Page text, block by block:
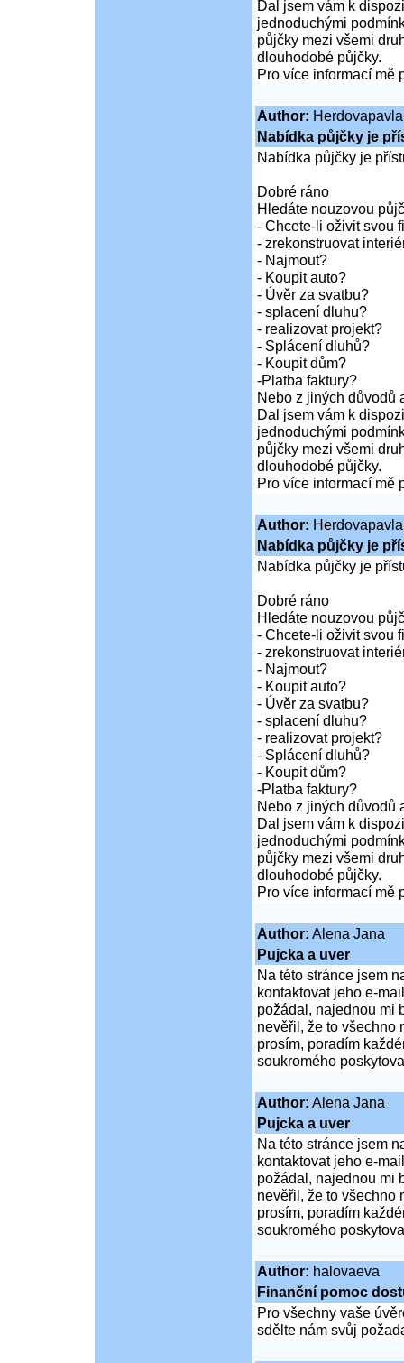
Dal jsem vám k
jednoduchými
půjčky mezi všemi
dlouhodobé půjčky.
Pro více informací mě
Author: Herdovapavla
Nabídka půjčky je
Nabídka půjčky je
Dobré ráno
Hledáte nouzovou
- Chcete-li oživit svou
- zrekonstruovat
- Najmout?
- Koupit auto?
- Úvěr za svatbu?
- splacení dluhu?
- realizovat projekt?
- Splácení dluhů?
- Koupit dům?
-Platba faktury?
Nebo z jiných důvodů
Dal jsem vám k
jednoduchými
půjčky mezi všemi
dlouhodobé půjčky.
Pro více informací mě
Author: Herdovapavla
Nabídka půjčky je
Nabídka půjčky je
Dobré ráno
Hledáte nouzovou
- Chcete-li oživit svou
- zrekonstruovat
- Najmout?
- Koupit auto?
- Úvěr za svatbu?
- splacení dluhu?
- realizovat projekt?
- Splácení dluhů?
- Koupit dům?
-Platba faktury?
Nebo z jiných důvodů
Dal jsem vám k
jednoduchými
půjčky mezi všemi
dlouhodobé půjčky.
Pro více informací mě
Author: Alena Jana
Pujcka a uver
Na této stránce jsem
kontaktovat jeho e-
požádal, najednou mi
nevěřil, že to všechno
prosím, poradím
soukromého
Author: Alena Jana
Pujcka a uver
Na této stránce jsem
kontaktovat jeho e-
požádal, najednou mi
nevěřil, že to všechno
prosím, poradím
soukromého
Author: halovaeva
Finanční pomoc
Pro všechny vaše
sdělte nám svůj